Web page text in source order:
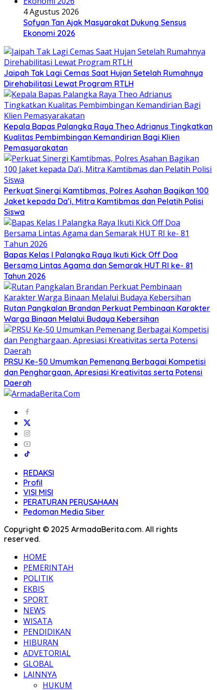
4 Agustus 2026
Sofyan Tan Ajak Masyarakat Dukung Sensus
Ekonomi 2026
Jaipah Tak Lagi Cemas Saat Hujan Setelah Rumahnya
Direhabilitasi Lewat Program RTLH
Kepala Bapas Palangka Raya Theo Adrianus Tingkatkan
Kualitas Pembimbingan Kemandirian Bagi Klien
Pemasyarakatan
Perkuat Sinergi Kamtibmas, Polres Asahan Bagikan 100
Jaket kepada Da’i, Mitra Kamtibmas dan Pelatih Polisi
Siswa
Bapas Kelas I Palangka Raya Ikuti Kick Off Doa
Bersama Lintas Agama dan Semarak HUT RI ke- 81
Tahun 2026
Rutan Pangkalan Brandan Perkuat Pembinaan Karakter
Warga Binaan Melalui Budaya Kebersihan
PRSU Ke-50 Umumkan Pemenang Berbagai Kompetisi
dan Penghargaan, Apresiasi Kreativitas serta Potensi
Daerah
REDAKSI
Profil
VISI MISI
PERATURAN PERUSAHAAN
Pedoman Media Siber
Copyright © 2025 ArmadaBerita.com. All rights
reserved.
HOME
PEMERINTAH
POLITIK
EKBIS
SPORT
NEWS
WISATA
PENDIDIKAN
HIBURAN
ADVETORIAL
GLOBAL
LAINNYA
HUKUM